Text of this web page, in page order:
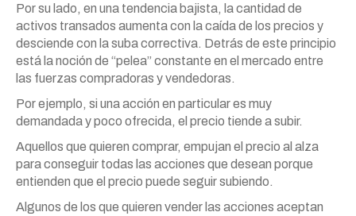
Por su lado, en una tendencia bajista, la cantidad de
activos transados aumenta con la caída de los precios y
desciende con la suba correctiva. Detrás de este principio
está la noción de “pelea” constante en el mercado entre
las fuerzas compradoras y vendedoras.
Por ejemplo, si una acción en particular es muy
demandada y poco ofrecida, el precio tiende a subir.
Aquellos que quieren comprar, empujan el precio al alza
para conseguir todas las acciones que desean porque
entienden que el precio puede seguir subiendo.
Algunos de los que quieren vender las acciones aceptan